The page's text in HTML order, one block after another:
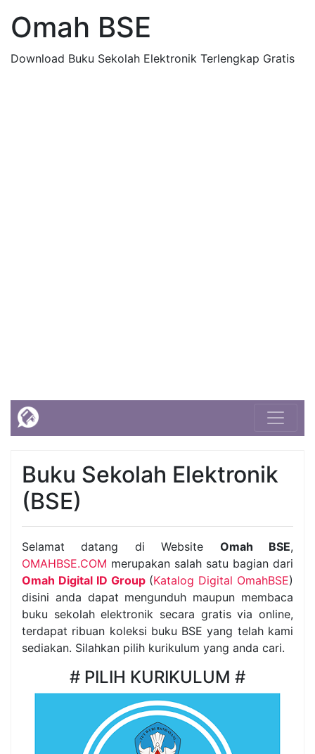
Omah BSE
Download Buku Sekolah Elektronik Terlengkap Gratis
Buku Sekolah Elektronik
(BSE)
Selamat datang di Website Omah BSE,
OMAHBSE.COM merupakan salah satu bagian dari
Omah Digital ID Group(Katalog Digital OmahBSE)
disini anda dapat mengunduh maupun membaca
buku sekolah elektronik secara gratis via online,
terdapat ribuan koleksi buku BSE yang telah kami
sediakan. Silahkan pilih kurikulum yang anda cari.
# PILIH KURIKULUM #